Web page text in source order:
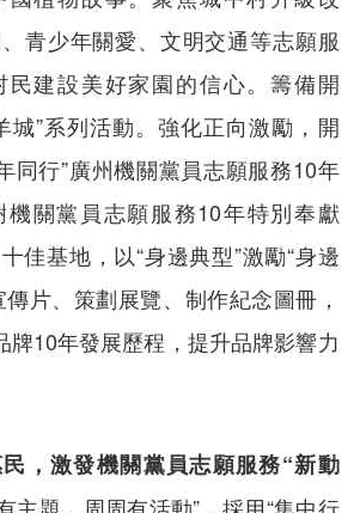
青少年關愛、文明交通等志願服
民建設美好家園的信心。籌備開
城”系列活動。強化正向激勵，開
同行”廣州機關黨員志願服務10年
機關黨員志願服務10年特別奉獻
佳基地，以“身邊典型”激勵“身邊
傳片、策劃展覽、制作紀念圖冊，
牌10年發展歷程，提升品牌影響力
，激發機關黨員志願服務“新動
主題，周周有活動”，採用“集中行